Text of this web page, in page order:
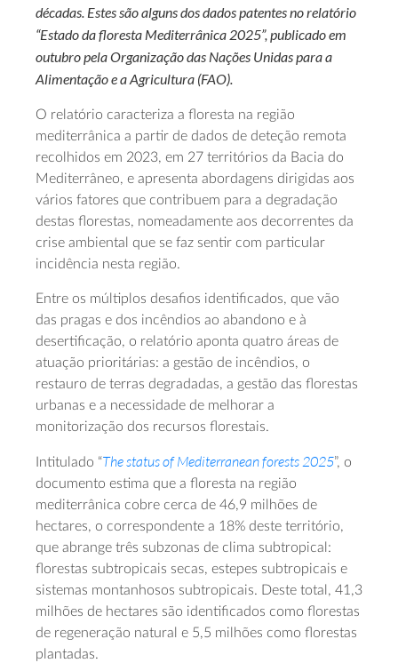
décadas. Estes são alguns dos dados patentes no relatório
“Estado da floresta Mediterrânica 2025”, publicado em
outubro pela Organização das Nações Unidas para a
Alimentação e a Agricultura (FAO).
O relatório caracteriza a floresta na região
mediterrânica a partir de dados de deteção remota
recolhidos em 2023, em 27 territórios da Bacia do
Mediterrâneo, e apresenta abordagens dirigidas aos
vários fatores que contribuem para a degradação
destas florestas, nomeadamente aos decorrentes da
crise ambiental que se faz sentir com particular
incidência nesta região.
Entre os múltiplos desafios identificados, que vão
das pragas e dos incêndios ao abandono e à
desertificação, o relatório aponta quatro áreas de
atuação prioritárias: a gestão de incêndios, o
restauro de terras degradadas, a gestão das florestas
urbanas e a necessidade de melhorar a
monitorização dos recursos florestais.
Intitulado “The status of Mediterranean forests 2025”, o
documento estima que a floresta na região
mediterrânica cobre cerca de 46,9 milhões de
hectares, o correspondente a 18% deste território,
que abrange três subzonas de clima subtropical:
florestas subtropicais secas, estepes subtropicais e
sistemas montanhosos subtropicais. Deste total, 41,3
milhões de hectares são identificados como florestas
de regeneração natural e 5,5 milhões como florestas
plantadas.